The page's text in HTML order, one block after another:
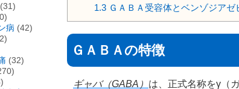
1.3ＧＡＢＡ受容体とベンゾジアゼ
ＧＡＢＡの特徴
ギャバ（GABA） は、正式名称をγ（
(31)
病 (42)
(32)